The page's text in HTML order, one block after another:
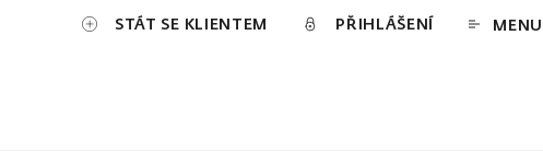
STÁT SE KLIENTEM PŘIHLÁŠENÍ MENU